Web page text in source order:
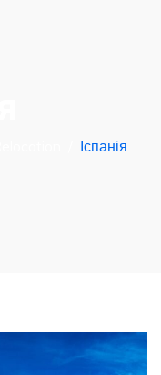
Іспанія